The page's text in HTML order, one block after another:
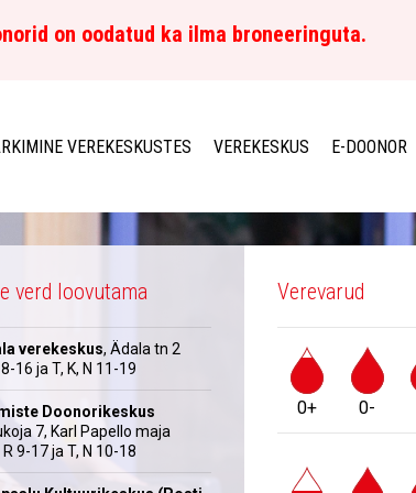
on oodatud ka ilma broneeringuta.
VEREKESKUSTES VEREKESKUS E-DOONOR
verd loovutama
verekeskus, Ädala tn 2
8-16 ja T, K, N 11-19
Doonorikeskus
7, Karl Papello maja
R 9-17 ja T, N 10-18
Verevarud
0+ 0-